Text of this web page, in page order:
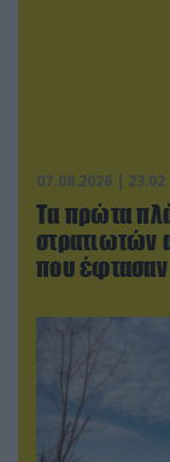
07.08.2026 | 23:02
Τα πρώτα
στρατιωτών
που έφτασαν